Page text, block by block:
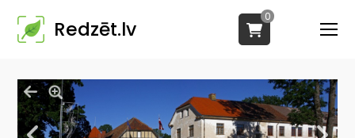
Redzēt.lv
0